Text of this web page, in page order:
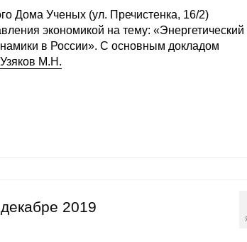
Дома Ученых (ул. Пречистенка, 16/2)
экономикой на тему: «Энергетический
в России». С основным докладом
Узяков М.Н.
2019